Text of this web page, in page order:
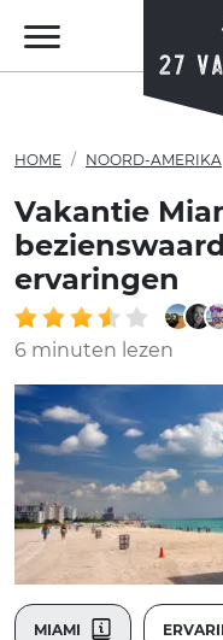
HOME NOORD-AMERIKA
Vakantie
ervaringen
6 minuten lezen
MIAMI